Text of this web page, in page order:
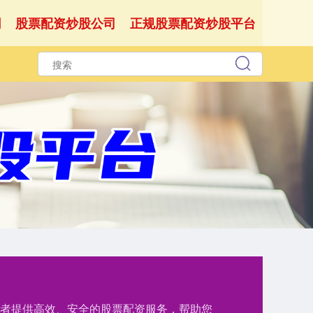
股票配资炒股公司 正规股票配资炒股平台
提供高效、安全的股票配资服务，帮助您